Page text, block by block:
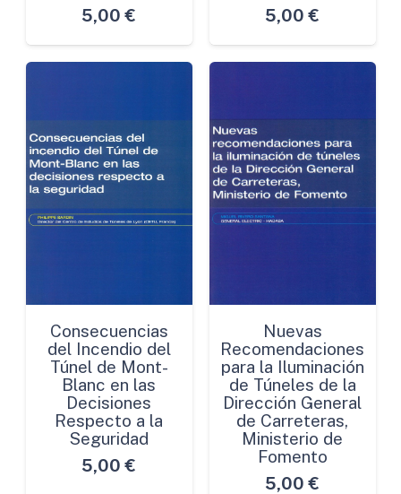
5,00 €
5,00 €
Consecuencias
del Incendio del
Túnel de Mont-
Blanc en las
Decisiones
Respecto a la
Seguridad
5,00 €
Nuevas
Recomendaciones
para la Iluminación
de Túneles de la
Dirección General
de Carreteras,
Ministerio de
Fomento
5,00 €